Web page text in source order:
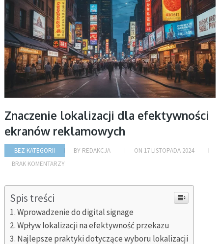
Znaczenie lokalizacji dla efektywności
ekranów reklamowych
BEZ KATEGORII BY REDAKCJA ON 17 LISTOPADA 2024
BRAK KOMENTARZY
Spis treści
Wprowadzenie do digital signage
Wpływ lokalizacji na efektywność przekazu
Najlepsze praktyki dotyczące wyboru lokalizacji